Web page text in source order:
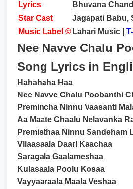
Lyrics
Bhuvana
Star Cast
Jagapati Babu,
Music Label © Lahari Music |
Nee Navve Chalu
Song Lyrics in
Hahahaha Haa
Nee Navve Chalu Poobanthi
Premincha Ninnu Vaasanti
Aa Maate Chaalu Nelavanka
Premisthaa Ninnu Sandeham
Vilaasaala Daari Kaachaa
Saragala Gaalameshaa
Kulasaala Poolu Kosaa
Vayyaaraala Maala Veshaa